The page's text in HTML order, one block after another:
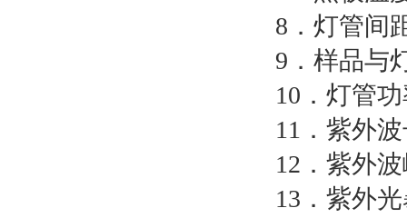
8．灯管间
9．样品与
10．灯管
11．紫外
12．紫外
13．紫外